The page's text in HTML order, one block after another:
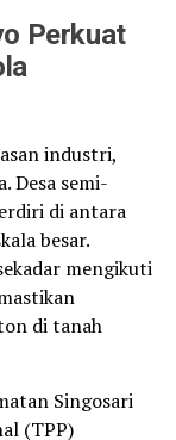
Perkuat
industri,
Desa semi-
di antara
besar.
mengikuti
di tanah
Singosari
(TPP)